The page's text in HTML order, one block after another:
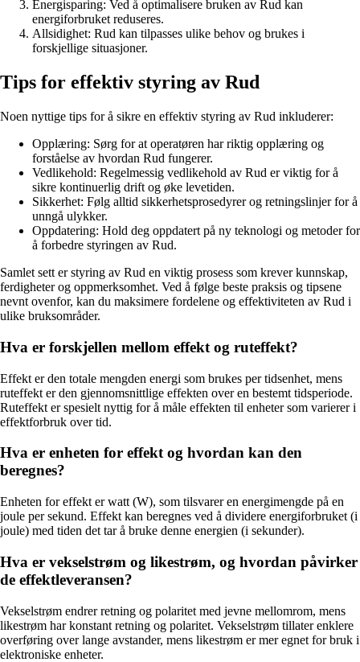
Energisparing: Ved å optimalisere bruken av Rud kan
energiforbruket reduseres.
Allsidighet: Rud kan tilpasses ulike behov og brukes i
forskjellige situasjoner.
Tips for effektiv styring av Rud
Noen nyttige tips for å sikre en effektiv styring av Rud inkluderer:
Opplæring: Sørg for at operatøren har riktig opplæring og
forståelse av hvordan Rud fungerer.
Vedlikehold: Regelmessig vedlikehold av Rud er viktig for å
sikre kontinuerlig drift og øke levetiden.
Sikkerhet: Følg alltid sikkerhetsprosedyrer og retningslinjer for å
unngå ulykker.
Oppdatering: Hold deg oppdatert på ny teknologi og metoder for
å forbedre styringen av Rud.
Samlet sett er styring av Rud en viktig prosess som krever kunnskap,
ferdigheter og oppmerksomhet. Ved å følge beste praksis og tipsene
nevnt ovenfor, kan du maksimere fordelene og effektiviteten av Rud i
ulike bruksområder.
Hva er forskjellen mellom effekt og ruteffekt?
Effekt er den totale mengden energi som brukes per tidsenhet, mens
ruteffekt er den gjennomsnittlige effekten over en bestemt tidsperiode.
Ruteffekt er spesielt nyttig for å måle effekten til enheter som varierer i
effektforbruk over tid.
Hva er enheten for effekt og hvordan kan den
beregnes?
Enheten for effekt er watt (W), som tilsvarer en energimengde på en
joule per sekund. Effekt kan beregnes ved å dividere energiforbruket (i
joule) med tiden det tar å bruke denne energien (i sekunder).
Hva er vekselstrøm og likestrøm, og hvordan påvirker
de effektleveransen?
Vekselstrøm endrer retning og polaritet med jevne mellomrom, mens
likestrøm har konstant retning og polaritet. Vekselstrøm tillater enklere
overføring over lange avstander, mens likestrøm er mer egnet for bruk i
elektroniske enheter.